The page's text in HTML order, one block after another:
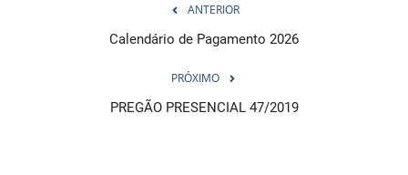
ANTERIOR
Calendário de Pagamento 2026
PRÓXIMO
PREGÃO PRESENCIAL 47/2019